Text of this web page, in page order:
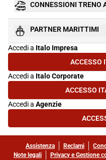
CONNESSIONI TRENO
PARTNER MARITTIMI
Accedi a Italo Impresa
ACCESSO
Accedi a Italo Corporate
ACCESSO
Accedi a Agenzie
Assistenza Reclami
Note legali
Privacy e Gestione